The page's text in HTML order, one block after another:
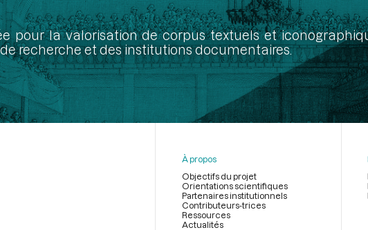
pour la valorisation de corpus textuels et
recherche et des institutions documentaires.
À propos
Objectifs du projet
Orientations scientifiques
Partenaires institutionnels
Contributeurs-trices
Ressources
Actualités